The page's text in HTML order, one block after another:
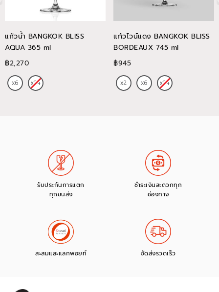
แก้วน้ำ BANGKOK BLISS
AQUA 365 ml
฿2,270
แก้วไวน์แดง BANGKOK BLISS
BORDEAUX 745 ml
฿945
รับประกันการแตก
ทุกขนส่ง
ชำระเงินสะดวกทุก
ช่องทาง
สะสมและแลกพอยท์ จัดส่งรวดเร็ว